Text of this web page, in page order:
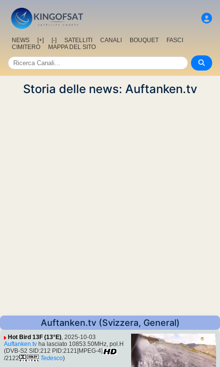
NEWS [+] [-] SATELLITI CANALI BOUQUET
FASCI
CIMITERO
MAPPA DEL SITO
Storia delle news: Auftanken.tv
Auftanken.tv (Svizzera, General)
Hot Bird 13F (13°E), 2025-10-03
Auftanken.tv ha lasciato 10853.50MHz, pol.H
(DVB-S2 SID:212 PID:2121[MPEG-4]
/2122
Tedesco)